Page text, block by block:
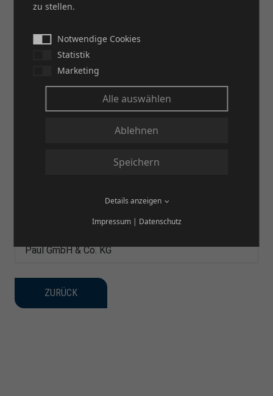
Paul GmbH & Co. KG
ZURÜCK
zu stellen.
Notwendige Cookies
Statistik
Marketing
Alle auswählen
Ablehnen
Speichern
Details anzeigen
Impressum| Datenschutz